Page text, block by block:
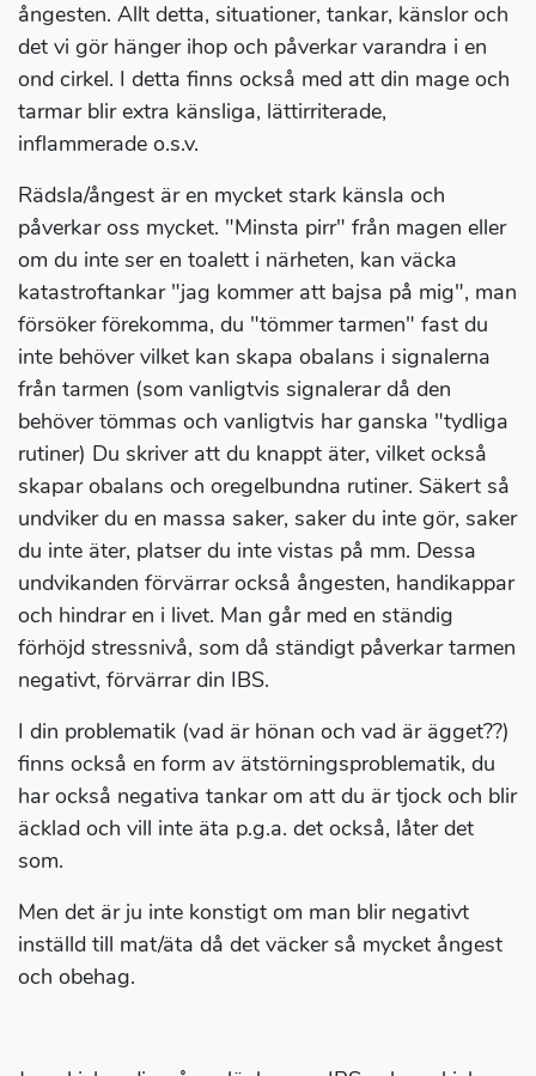
ångesten. Allt detta, situationer, tankar, känslor och
det vi gör hänger ihop och påverkar varandra i en
ond cirkel. I detta finns också med att din mage och
tarmar blir extra känsliga, lättirriterade,
inflammerade o.s.v.
Rädsla/ångest är en mycket stark känsla och
påverkar oss mycket. "Minsta pirr" från magen eller
om du inte ser en toalett i närheten, kan väcka
katastroftankar "jag kommer att bajsa på mig", man
försöker förekomma, du "tömmer tarmen" fast du
inte behöver vilket kan skapa obalans i signalerna
från tarmen (som vanligtvis signalerar då den
behöver tömmas och vanligtvis har ganska "tydliga
rutiner) Du skriver att du knappt äter, vilket också
skapar obalans och oregelbundna rutiner. Säkert så
undviker du en massa saker, saker du inte gör, saker
du inte äter, platser du inte vistas på mm. Dessa
undvikanden förvärrar också ångesten, handikappar
och hindrar en i livet. Man går med en ständig
förhöjd stressnivå, som då ständigt påverkar tarmen
negativt, förvärrar din IBS.
I din problematik (vad är hönan och vad är ägget??)
finns också en form av ätstörningsproblematik, du
har också negativa tankar om att du är tjock och blir
äcklad och vill inte äta p.g.a. det också, låter det
som.
Men det är ju inte konstigt om man blir negativt
inställd till mat/äta då det väcker så mycket ångest
och obehag.